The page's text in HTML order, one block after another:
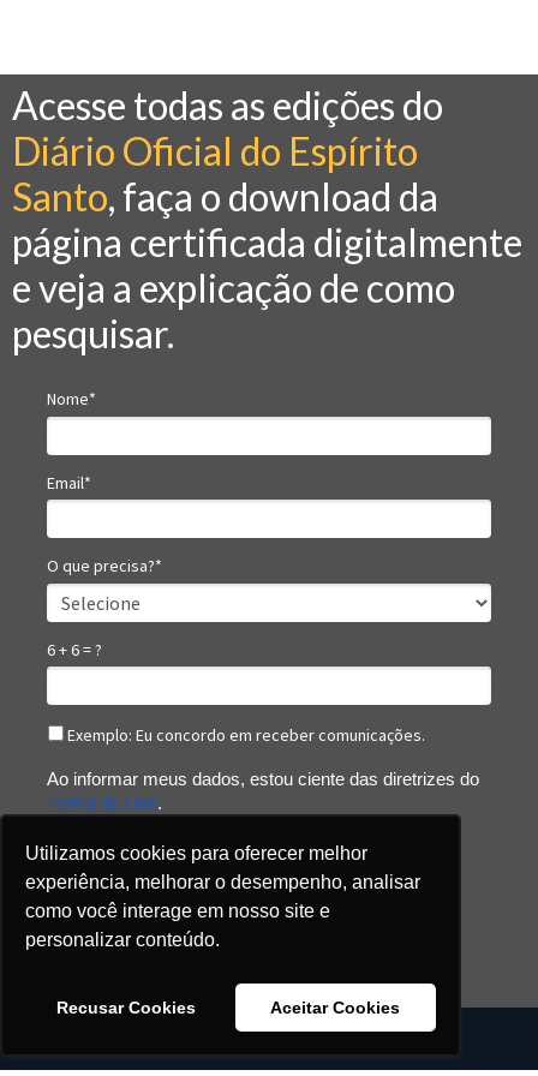
Utilizamos cookies para oferecer melhor
experiência, melhorar o desempenho, analisar
como você interage em nosso site e
personalizar conteúdo.
Recusar Cookies Aceitar Cookies
Acesse todas as edições do
Diário Oficial do Espírito
Santo, faça o download da
página certificada digitalmente
e veja a explicação de como
pesquisar.
Nome*
Email*
O que precisa?*
6 + 6 = ?
Exemplo: Eu concordo em receber comunicações.
Termo de Uso.
Pesquisar